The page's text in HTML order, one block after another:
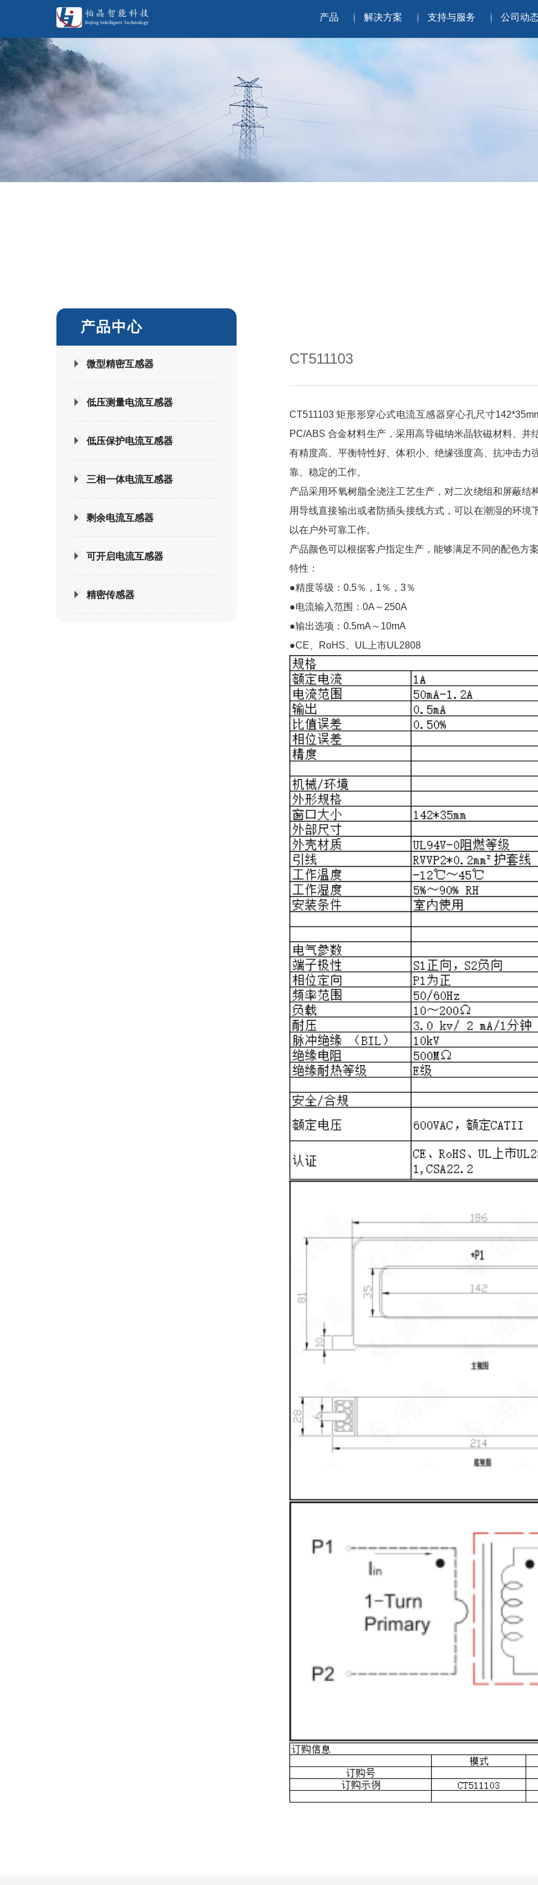
产品 解决方案 支持与服务 公司动
产品中心
微型精密互感器
低压测量电流互感器
低压保护电流互感器
三相一体电流互感器
剩余电流互感器
可开启电流互感器
精密传感器
CT511103
CT511103 矩形形穿心式电流互感器穿心孔尺寸
PC/ABS 合金材料生产，采用高导磁纳米晶软磁材料、并
有精度高、平衡特性好、体积小、绝缘强度高、抗冲击力
靠、稳定的工作。
产品采用环氧树脂全浇注工艺生产，对二次绕组和屏蔽结
用导线直接输出或者防插头接线方式，可以在潮湿的环
以在户外可靠工作。
产品颜色可以根据客户指定生产，能够满足不同的配色方
特性：
●精度等级：0.5％，1％，3％
●电流输入范围：0A～250A
●输出选项：0.5mA～10mA
●CE、RoHS、UL上市UL2808